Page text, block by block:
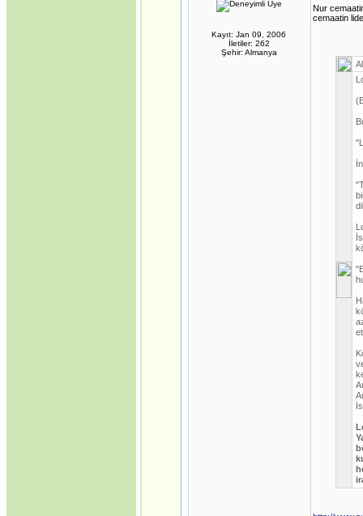
Kayıt: Jan 09, 2006
İletiler: 262
Şehir: Almanya
Nur
cemaatin